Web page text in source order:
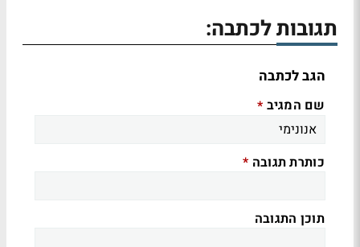
תגובות לכתבה:
הגב לכתבה
שם המגיב *
כותרת תגובה *
תוכן התגובה